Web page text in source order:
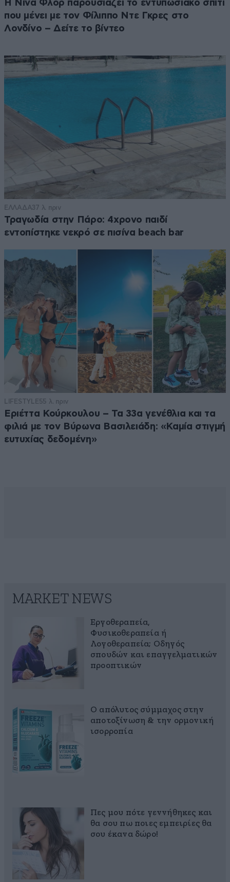
Η Νίνα Φλορ παρουσιάζει το εντυπωσιακό σπίτι
που μένει με τον Φίλιππο Ντε Γκρες στο
Λονδίνο – Δείτε το βίντεο
ΕΛΛΑΔΑ37 λ. πριν
Τραγωδία στην Πάρο: 4χρονο παιδί
εντοπίστηκε νεκρό σε πισίνα beach bar
LIFESTYLE55 λ. πριν
Εριέττα Κούρκουλου – Τα 33α γενέθλια και τα
φιλιά με τον Βύρωνα Βασιλειάδη: «Καμία στιγμή
ευτυχίας δεδομένη»
MARKET NEWS
Εργοθεραπεία,
Φυσικοθεραπεία ή
Λογοθεραπεία; Οδηγός
σπουδών και επαγγελματικών
προοπτικών
Ο απόλυτος σύμμαχος στην
αποτοξίνωση & την ορμονική
ισορροπία
Πες μου πότε γεννήθηκες και
θα σου πω ποιες εμπειρίες θα
σου έκανα δώρο!